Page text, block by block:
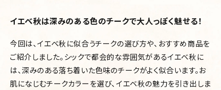
イエベ秋は深みのある色のチークで大人っぽく魅せる！
今回は、イエベ秋に似合うチークの選び方や、おすすめ商品を
ご紹介しました。シックで都会的な雰囲気があるイエベ秋に
は、深みのある落ち着いた色味のチークがよく似合います。お
肌になじむチークカラーを選び、イエベ秋の魅力を引き出しま